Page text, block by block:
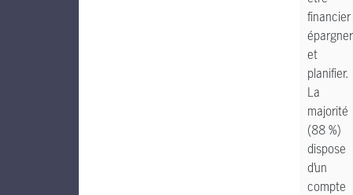
épargner
et
planifier.
La
majorité
(88 %)
dispose
d’un
compte